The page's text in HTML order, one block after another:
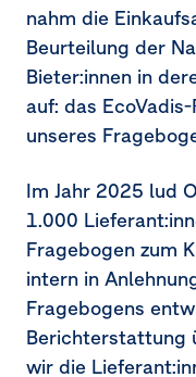
nahm die
Beurteilung der
Bieter:innen in
auf: das
unseres
Im Jahr 2025 lud
1.000
Fragebogen zum
intern in
Fragebogens
Berichterstattung
wir die